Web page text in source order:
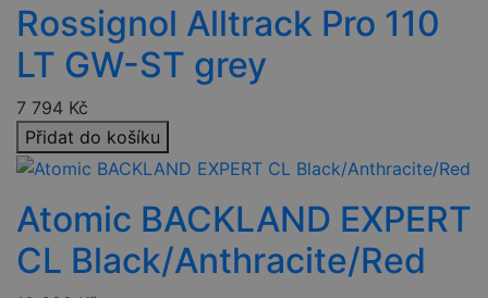
Rossignol Alltrack Pro 110
LT GW-ST grey
7 794 Kč
Přidat do košíku
Atomic BACKLAND EXPERT
CL Black/Anthracite/Red